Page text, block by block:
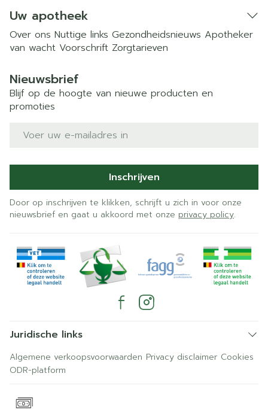
Uw apotheek
Over ons Nuttige links Gezondheidsnieuws Apotheker
van wacht Voorschrift Zorgtarieven
Nieuwsbrief
Blijf op de hoogte van nieuwe producten en
promoties
E-mail adres
Inschrijven
Door op inschrijven te klikken, schrijft u zich in voor onze
nieuwsbrief en gaat u akkoord met onze privacy policy.
Juridische links
Algemene verkoopsvoorwaarden Privacy disclaimer Cookies
ODR-platform